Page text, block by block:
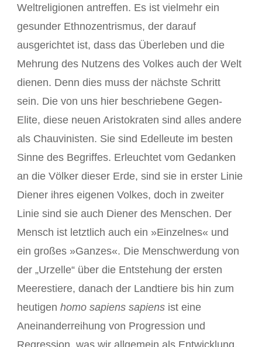
Weltreligionen antreffen. Es ist vielmehr ein
gesunder Ethnozentrismus, der darauf
ausgerichtet ist, dass das Überleben und die
Mehrung des Nutzens des Volkes auch der Welt
dienen. Denn dies muss der nächste Schritt
sein. Die von uns hier beschriebene Gegen-
Elite, diese neuen Aristokraten sind alles andere
als Chauvinisten. Sie sind Edelleute im besten
Sinne des Begriffes. Erleuchtet vom Gedanken
an die Völker dieser Erde, sind sie in erster Linie
Diener ihres eigenen Volkes, doch in zweiter
Linie sind sie auch Diener des Menschen. Der
Mensch ist letztlich auch ein »Einzelnes« und
ein großes »Ganzes«. Die Menschwerdung von
der „Urzelle“ über die Entstehung der ersten
Meerestiere, danach der Landtiere bis hin zum
heutigen homo sapiens sapiensist eine
Aneinanderreihung von Progression und